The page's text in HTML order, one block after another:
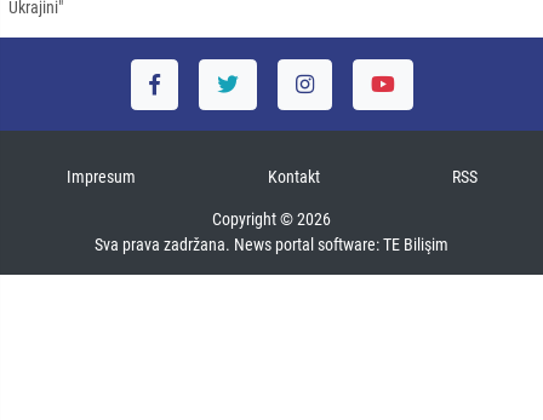
Ukrajini"
Impresum Kontakt RSS
Copyright © 2026
Sva prava zadržana. News portal software:TE Bilişim